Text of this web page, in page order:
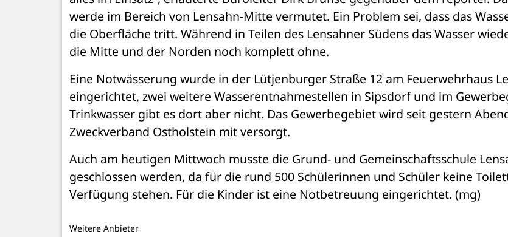
werde im Bereich von Lensahn-Mitte vermutet. Ein Problem sei, dass das
die Oberfläche tritt. Während in Teilen des Lensahner Südens das Wasser
die Mitte und der Norden noch komplett ohne.
Eine Notwässerung wurde in der Lütjenburger Straße 12 am Feuerwehrhaus
eingerichtet, zwei weitere Wasserentnahmestellen in Sipsdorf und im
Trinkwasser gibt es dort aber nicht. Das Gewerbegebiet wird seit gestern
Zweckverband Ostholstein mit versorgt.
Auch am heutigen Mittwoch musste die Grund- und Gemeinschaftsschule
geschlossen werden, da für die rund 500 Schülerinnen und Schüler keine
Verfügung stehen. Für die Kinder ist eine Notbetreuung eingerichtet. (mg)
Weitere Anbieter